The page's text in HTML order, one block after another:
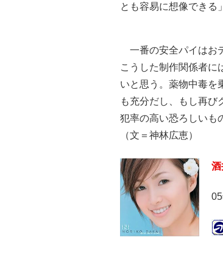
とも容易に想像できる
一番の安全パイはお
こうした制作関係者に
いと思う。薬物中毒を
も充分だし、もし再び
犯率の高い恐ろしいも
（文＝神林広恵）